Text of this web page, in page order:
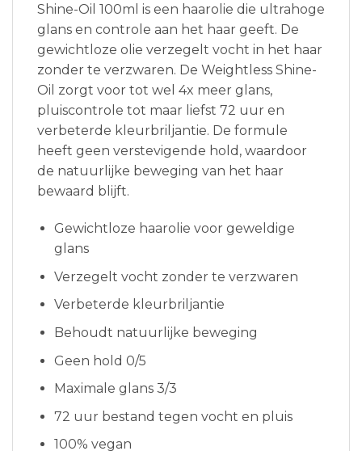
Shine-Oil 100ml is een haarolie die ultrahoge
glans en controle aan het haar geeft. De
gewichtloze olie verzegelt vocht in het haar
zonder te verzwaren. De Weightless Shine-
Oil zorgt voor tot wel 4x meer glans,
pluiscontrole tot maar liefst 72 uur en
verbeterde kleurbriljantie. De formule
heeft geen verstevigende hold, waardoor
de natuurlijke beweging van het haar
bewaard blijft.
Gewichtloze haarolie voor geweldige
glans
Verzegelt vocht zonder te verzwaren
Verbeterde kleurbriljantie
Behoudt natuurlijke beweging
Geen hold 0/5
Maximale glans 3/3
72 uur bestand tegen vocht en pluis
100% vegan